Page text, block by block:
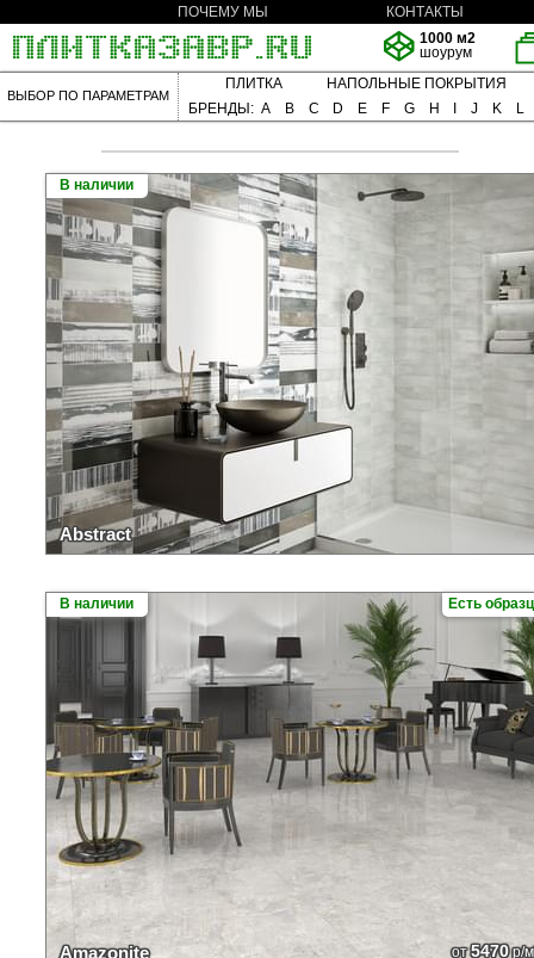
ПОЧЕМУ МЫ
КОНТАКТЫ
1000 м2
шоурум
ВЫБОР ПО ПАРАМЕТРАМ
ПЛИТКА
НАПОЛЬНЫЕ ПОКРЫТИЯ
БРЕНДЫ: A B C D E F G H J K L
В наличии
Abstract
Есть
В наличии
Amazonite от5470р/